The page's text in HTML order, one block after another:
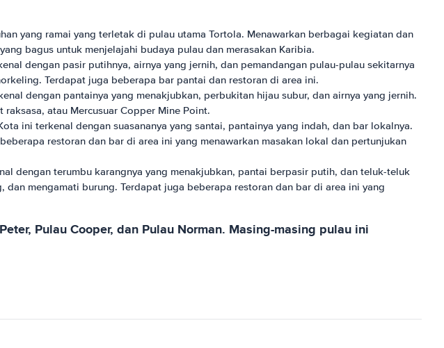
yang ramai yang terletak di pulau utama Tortola. Menawarkan berbagai kegiatan dan
bagus untuk menjelajahi budaya pulau dan merasakan Karibia.
dengan pasir putihnya, airnya yang jernih, dan pemandangan pulau-pulau sekitarnya
Terdapat juga beberapa bar pantai dan restoran di area ini.
dengan pantainya yang menakjubkan, perbukitan hijau subur, dan airnya yang jernih.
atau Mercusuar Copper Mine Point.
ini terkenal dengan suasananya yang santai, pantainya yang indah, dan bar lokalnya.
restoran dan bar di area ini yang menawarkan masakan lokal dan pertunjukan
dengan terumbu karangnya yang menakjubkan, pantai berpasir putih, dan teluk-teluk
mengamati burung. Terdapat juga beberapa restoran dan bar di area ini yang
Pulau Cooper, dan Pulau Norman. Masing-masing pulau ini